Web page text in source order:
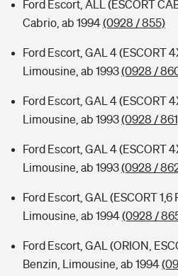
Ford Escort, ALL (ESCORT
Cabrio, ab 1994(0928 / 855)
Ford Escort, GAL 4 (ESCORT
Limousine, ab 1993(0928 /
Ford Escort, GAL 4 (ESCORT
Limousine, ab 1993(0928 /
Ford Escort, GAL 4 (ESCORT
Limousine, ab 1993(0928 /
Ford Escort, GAL (ESCORT 1,6
Limousine, ab 1994(0928 /
Ford Escort, GAL (ORION,
Benzin, Limousine, ab 1994